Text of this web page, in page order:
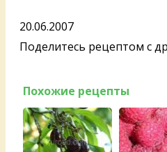
20.06.2007
Поделитесь рецептом с
Похожие рецепты